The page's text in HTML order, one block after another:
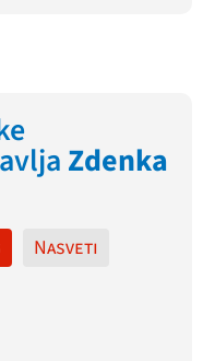
Zdenka
Nasveti